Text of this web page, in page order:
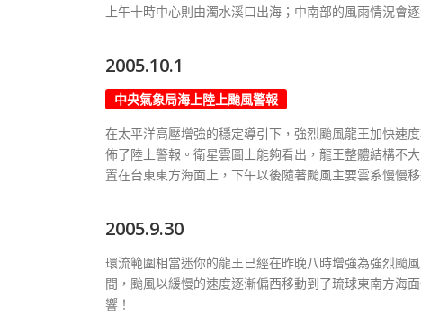
上午十時中心則由濁水溪口出海；中南部的風雨情況會
2005.10.1
中央氣象局海上陸上颱風警報
在太平洋高壓增強的穩定導引下，強烈颱風龍王加快速
佈了陸上警報。衛星雲圖上能夠看出，龍王整體結構不
置在台東東方海面上，下午以後隨著颱風主要雲系慢慢
2005.9.30
環流範圍相當迷你的龍王已經在昨晚八時增強為強烈颱
間，颱風以緩慢的速度逐漸偏西移動到了琉球東南方海
響！